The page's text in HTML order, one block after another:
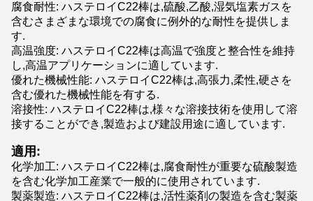
腐食耐性: ハステロイC22棒は,硫酸,乙酸,湿気塩素ガスを
含むさまざまな環境での腐食に例外的な耐性を提供しま
す.
高温強度: ハステロイC22棒は高温で強度と整合性を維持
し,高温アプリケーションに適しています.
優れた機械性能: ハステロイC22棒は,高張力,柔性,硬さを
含む優れた機械性能を有する.
溶接性: ハステロイC22棒は,様々な溶接技術を使用して溶
接することができ,製造および建設用途に適しています.
適用:
化学加工: ハステロイC22棒は,腐食耐性が重要な硫酸製造
を含む化学加工産業で一般的に使用されています.
製薬製造: ハステロイC22棒は,活性薬剤の製造を含む製薬